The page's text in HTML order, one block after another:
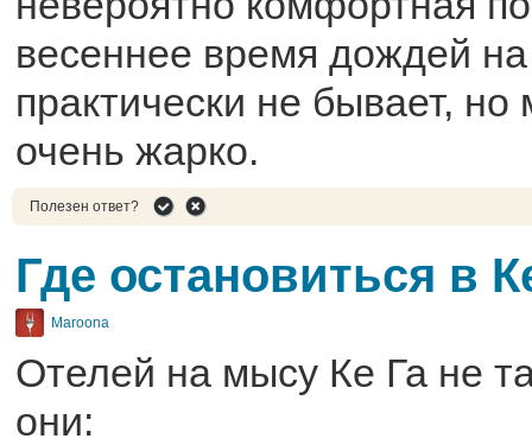
весеннее время дождей на
практически не бывает,
очень жарко.
Полезен ответ?
Где остановиться в
Maroona
Отелей на мысу Ке Га не
они: